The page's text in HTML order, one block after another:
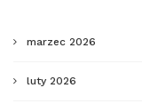
marzec 2026
luty 2026